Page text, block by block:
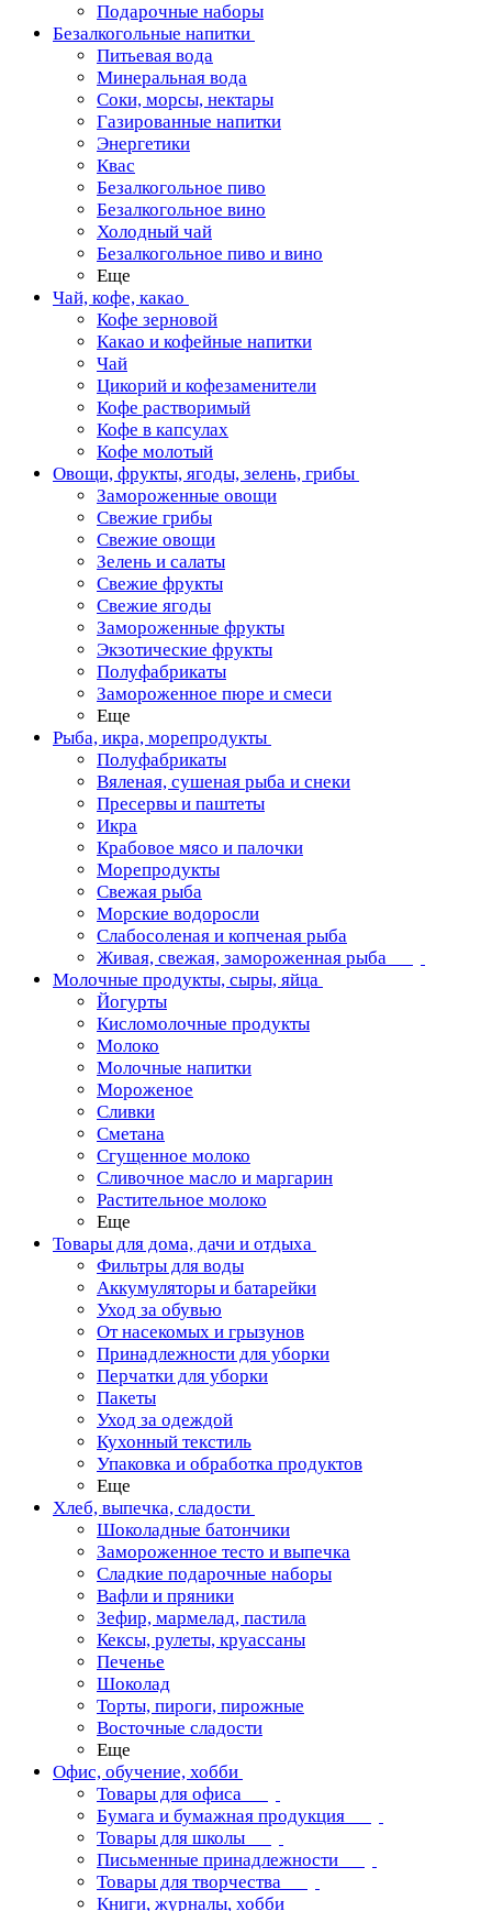
Подарочные наборы
Безалкогольные напитки
Питьевая вода
Минеральная вода
Соки, морсы, нектары
Газированные напитки
Энергетики
Квас
Безалкогольное пиво
Безалкогольное вино
Холодный чай
Безалкогольное пиво и вино
Еще
Чай, кофе, какао
Кофе зерновой
Какао и кофейные напитки
Чай
Цикорий и кофезаменители
Кофе растворимый
Кофе в капсулах
Кофе молотый
Овощи, фрукты, ягоды, зелень, грибы
Замороженные овощи
Свежие грибы
Свежие овощи
Зелень и салаты
Свежие фрукты
Свежие ягоды
Замороженные фрукты
Экзотические фрукты
Полуфабрикаты
Замороженное пюре и смеси
Еще
Рыба, икра, морепродукты
Полуфабрикаты
Вяленая, сушеная рыба и снеки
Пресервы и паштеты
Икра
Крабовое мясо и палочки
Морепродукты
Свежая рыба
Морские водоросли
Слабосоленая и копченая рыба
Живая, свежая, замороженная рыба
Молочные продукты, сыры, яйца
Йогурты
Кисломолочные продукты
Молоко
Молочные напитки
Мороженое
Сливки
Сметана
Сгущенное молоко
Сливочное масло и маргарин
Растительное молоко
Еще
Товары для дома, дачи и отдыха
Фильтры для воды
Аккумуляторы и батарейки
Уход за обувью
От насекомых и грызунов
Принадлежности для уборки
Перчатки для уборки
Пакеты
Уход за одеждой
Кухонный текстиль
Упаковка и обработка продуктов
Еще
Хлеб, выпечка, сладости
Шоколадные батончики
Замороженное тесто и выпечка
Сладкие подарочные наборы
Вафли и пряники
Зефир, мармелад, пастила
Кексы, рулеты, круассаны
Печенье
Шоколад
Торты, пироги, пирожные
Восточные сладости
Еще
Офис, обучение, хобби
Товары для офиса
Бумага и бумажная продукция
Товары для школы
Письменные принадлежности
Товары для творчества
Книги, журналы, хобби